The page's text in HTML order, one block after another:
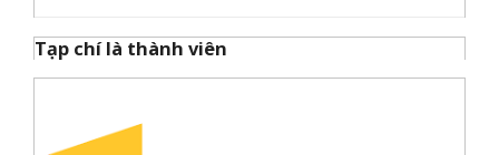
Tạp chí là thành viên